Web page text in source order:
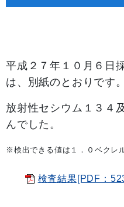
平成２７年１０月６日
は、別紙のとおりです。
放射性セシウム１３４
んでした。
※検出できる値は１．０ベクレ
検査結果[PDF：